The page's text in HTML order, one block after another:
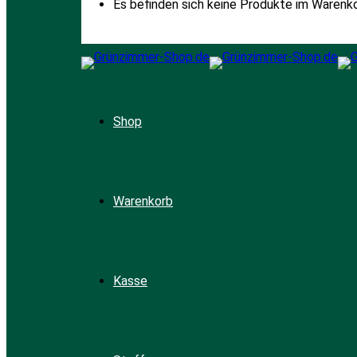
Es befinden sich keine Produkte im
Shop
Warenkorb
Kasse